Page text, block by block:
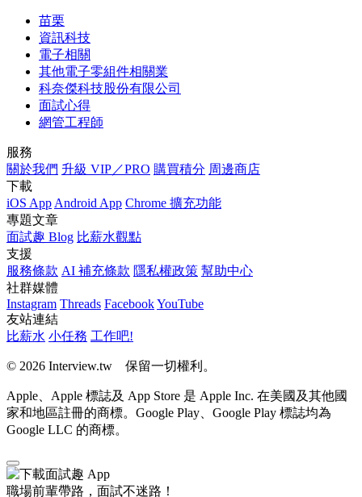
苗栗
資訊科技
電子相關
其他電子零組件相關業
科奈傑科技股份有限公司
面試心得
網管工程師
服務
關於我們 升級 VIP／PRO 購買積分 周邊商店
下載
iOS App Android App Chrome 擴充功能
專題文章
面試趣 Blog 比薪水觀點
支援
服務條款 AI 補充條款 隱私權政策 幫助中心
社群媒體
Instagram Threads FacebookYouTube
友站連結
比薪水 小任務 工作吧!
© 2026 Interview.tw 保留一切權利。
Apple、Apple 標誌及 App Store 是 Apple Inc. 在美國及其他國
家和地區註冊的商標。Google Play、Google Play 標誌均為
Google LLC 的商標。
職場前輩帶路，面試不迷路！